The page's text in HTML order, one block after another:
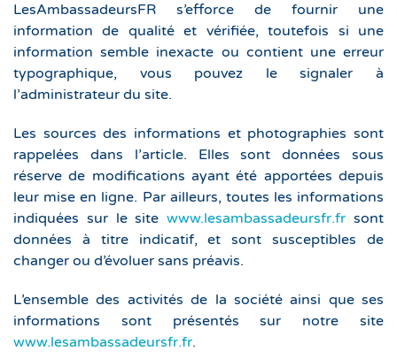
LesAmbassadeursFR s’efforce de fournir une
information de qualité et vérifiée, toutefois si une
information semble inexacte ou contient une erreur
typographique, vous pouvez le signaler à
l’administrateur du site.
Les sources des informations et photographies sont
rappelées dans l’article. Elles sont données sous
réserve de modifications ayant été apportées depuis
leur mise en ligne. Par ailleurs, toutes les informations
indiquées sur le sitewww.lesambassadeursfr.fr sont
données à titre indicatif, et sont susceptibles de
changer ou d’évoluer sans préavis.
L’ensemble des activités de la société ainsi que ses
informations sont présentés sur notre site
www.lesambassadeursfr.fr.